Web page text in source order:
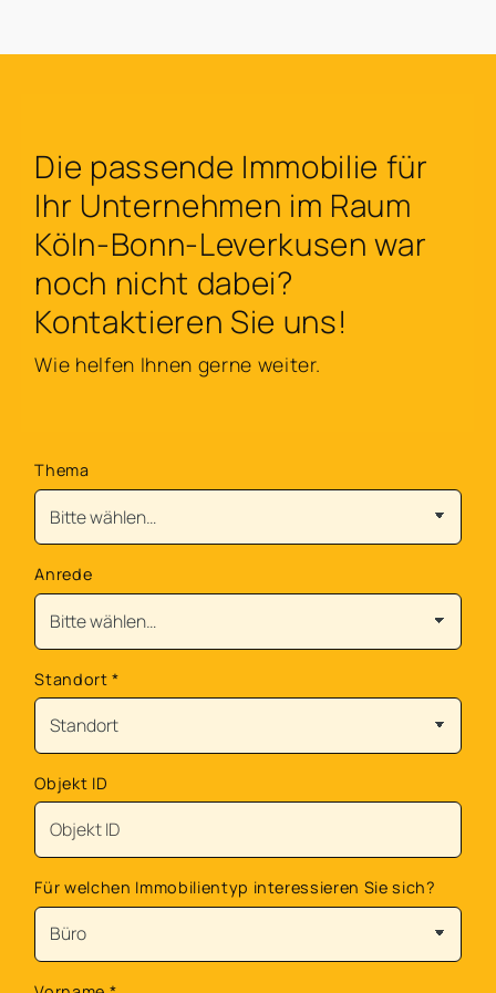
Die passende Immobilie für
Ihr Unternehmen im Raum
Köln-Bonn-Leverkusen war
noch nicht dabei?
Kontaktieren Sie uns!
Wie helfen Ihnen gerne weiter.
Thema
Anrede
Standort*
Objekt ID
Für welchen Immobilientyp interessieren Sie sich?